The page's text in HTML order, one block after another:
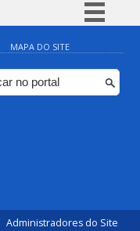
Simplifique!
Comunica BR
Participe
MAPA DO SITE
Administradores do Site